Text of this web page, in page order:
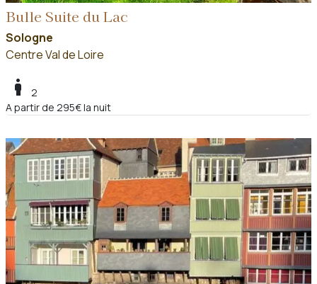
Bulle Suite du Lac
Sologne
Centre Val de Loire
boy
2
A partir de 295€ la nuit